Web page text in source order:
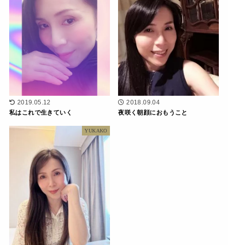
2019.05.12
私はこれで生きていく
2018.09.04
夜咲く朝顔におもうこと
YUKAKO